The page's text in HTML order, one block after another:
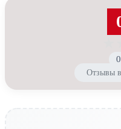
Отзывы